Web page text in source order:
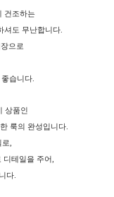
건조하는
셔도 무난합니다.
으로
습니다.
상품인
룩의 완성입니다.
,
테일을 주어,
다.